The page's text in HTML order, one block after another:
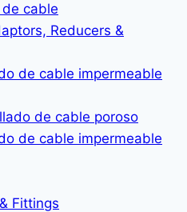
cable
Reducers &
de cable impermeable
de cable poroso
de cable impermeable
Fittings